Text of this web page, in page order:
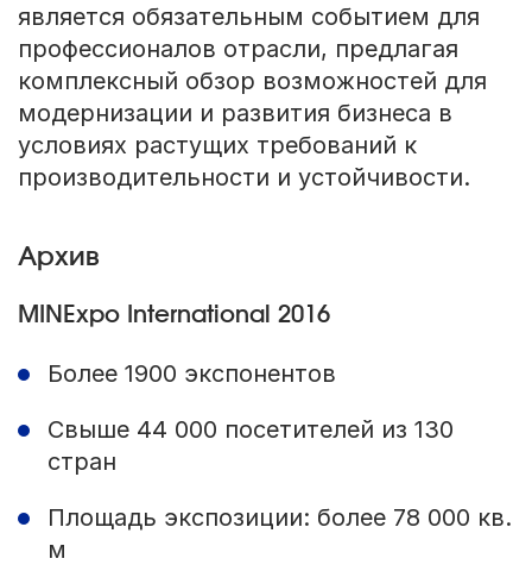
является обязательным событием для
профессионалов отрасли, предлагая
комплексный обзор возможностей для
модернизации и развития бизнеса в
условиях растущих требований к
производительности и устойчивости.
Архив
MINExpo International 2016
Более 1900 экспонентов
Свыше 44 000 посетителей из 130
стран
Площадь экспозиции: более 78 000 кв.
м